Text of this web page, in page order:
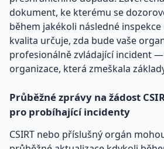
dokument, ke kterému se
během jakékoli následné inspekce
kvalita určuje, zda bude vaše
profesionálně zvládající incident
organizace, která zmeškala
Průběžné zprávy na žádost
pro probíhající incidenty
CSIRT nebo příslušný orgán